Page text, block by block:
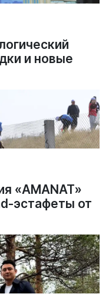
и новые
«AMANAT»
эстафеты от